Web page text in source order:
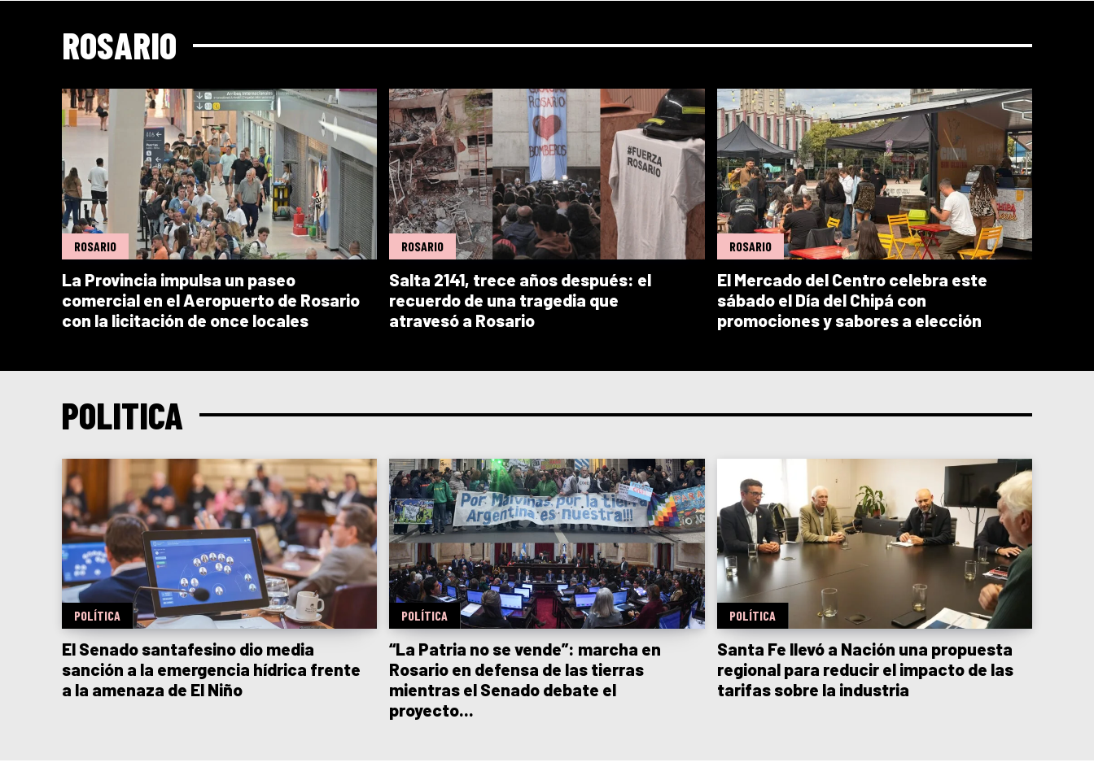
ROSARIO
ROSARIO
La Provincia impulsa un paseo
comercial en el Aeropuerto de Rosario
con la licitación de once locales
ROSARIO
Salta 2141, trece años después: el
recuerdo de una tragedia que
atravesó a Rosario
ROSARIO
El Mercado del Centro celebra este
sábado el Día del Chipá con
promociones y sabores a elección
POLÍTICA
POLÍTICA
El Senado santafesino dio media
sanción a la emergencia hídrica frente
a la amenaza de El Niño
POLÍTICA
“La Patria no se vende”: marcha en
Rosario en defensa de las tierras
mientras el Senado debate el
proyecto...
POLÍTICA
Santa Fe llevó a Nación una propuesta
regional para reducir el impacto de las
tarifas sobre la industria